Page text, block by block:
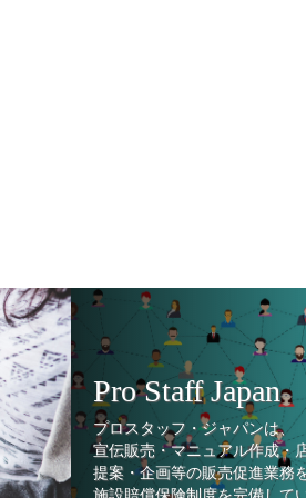
Pro Staff Japan
プロスタッフ・ジャパンは、
宣伝販売・マニュアル作成・
提案・企画等の販売促進業務